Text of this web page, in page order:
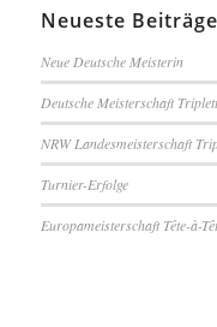
Neueste Beiträge
Neue Deutsche Meisterin
Deutsche Meisterschaft
NRW Landesmeisterschaft
Turnier-Erfolge
Europameisterschaft Tête-à-